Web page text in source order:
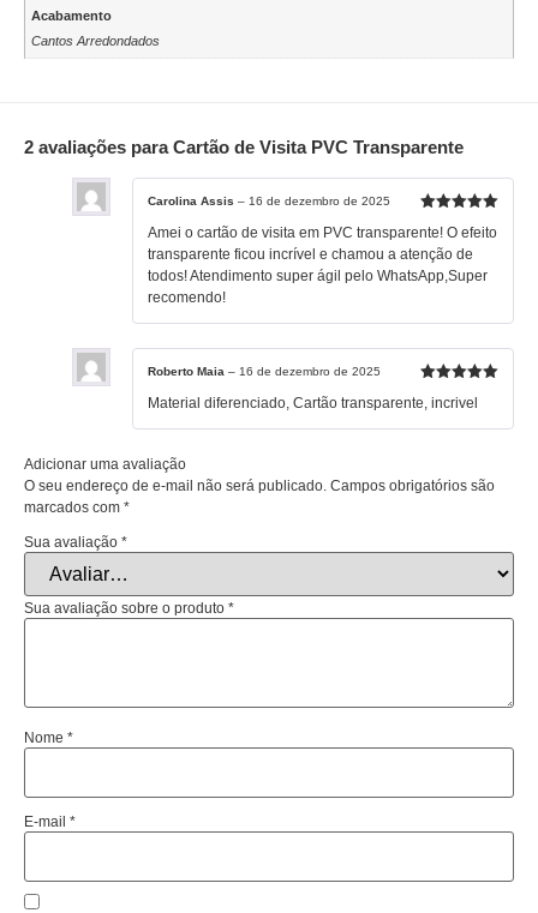
Acabamento
Cantos Arredondados
2 avaliações paraCartão de Visita PVC Transparente
de 5
Carolina Assis – 16 de dezembro de 2025
Amei o cartão de visita em PVC transparente! O efeito
transparente ficou incrível e chamou a atenção de
todos! Atendimento super ágil pelo WhatsApp,Super
recomendo!
de 5
Roberto Maia – 16 de dezembro de 2025
Material diferenciado, Cartão transparente, incrivel
Adicionar uma avaliação
O seu endereço de e-mail não será publicado. Campos obrigatórios são
marcados com *
Sua avaliação *
Sua avaliação sobre o produto *
Nome *
E-mail *